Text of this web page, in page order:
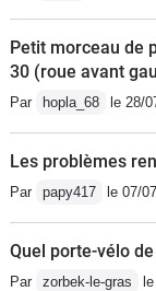
Petit morceau de
30 (roue avant
Par hopla_68 le 28/
Les problèmes
Par papy417 le 07/
Quel porte-vélo
Par zorbek-le-gras